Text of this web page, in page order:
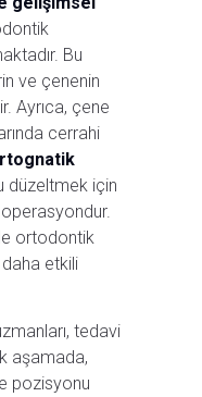
Bu
ve çenenin
Ayrıca, çene
cerrahi
düzeltmek için
ortodontik
etkili
tedavi
aşamada,
pozisyonu